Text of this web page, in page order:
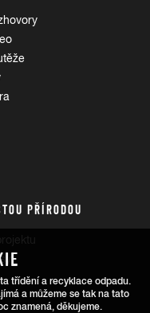
PŘÍRODOU
třídění a recyklace odpadu.
a můžeme se tak na tato
znamená, děkujeme.